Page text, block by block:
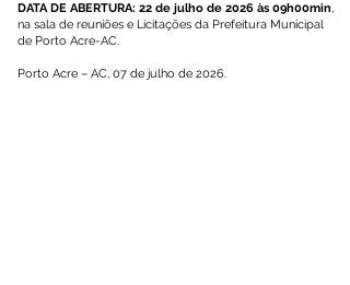
DATA DE ABERTURA: 22 de julho de 2026 às 09h00min,
na sala de reuniões e Licitações da Prefeitura Municipal
de Porto Acre-AC.
Porto Acre – AC, 07 de julho de 2026.